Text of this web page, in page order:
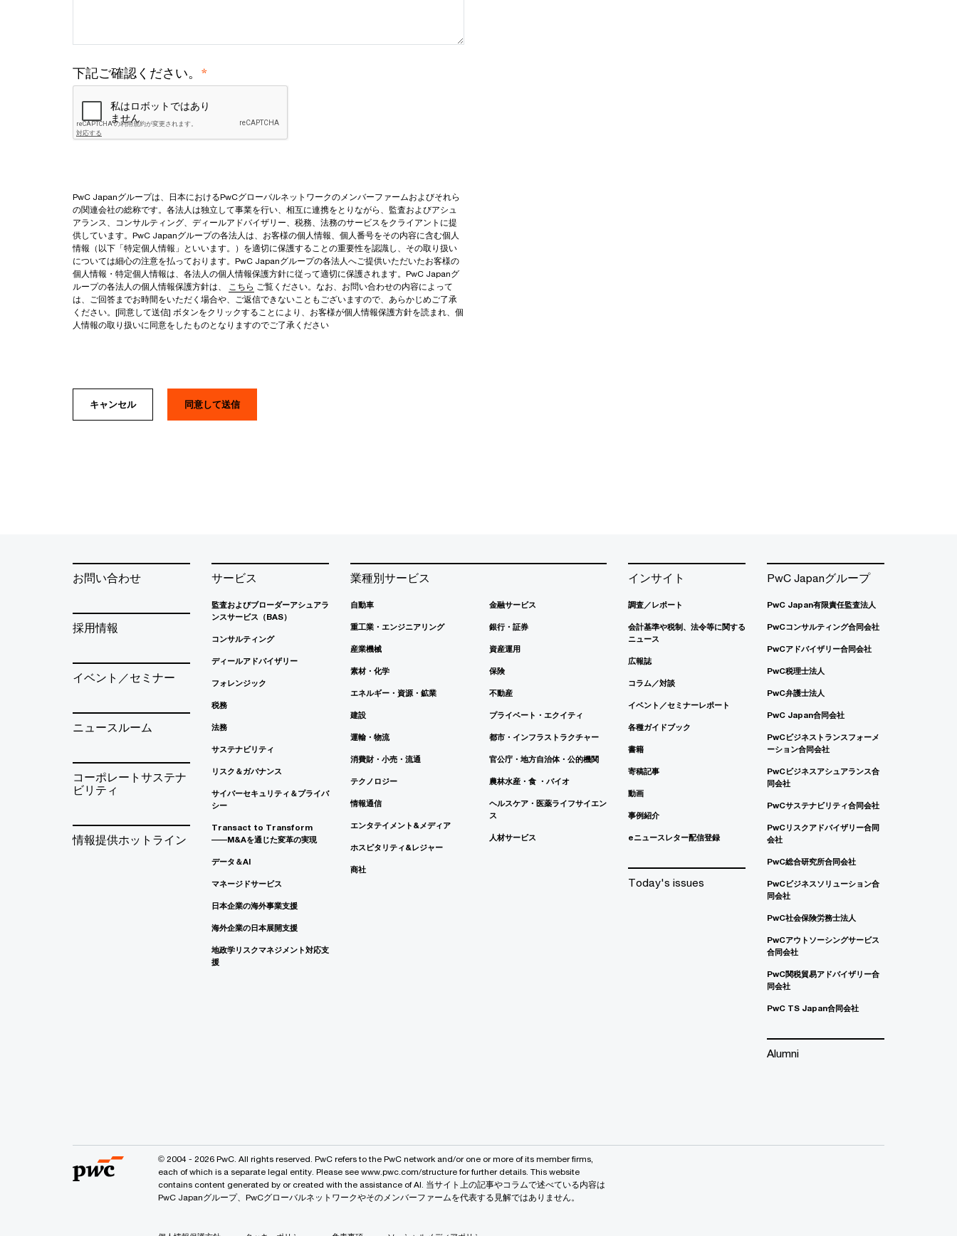
下記ご確認ください。 *
PwC Japanグループは、日本におけるPwCグローバルネットワークのメンバーファームおよびそれら
の関連会社の総称です。各法人は独立して事業を行い、相互に連携をとりながら、監査およびアシュ
アランス、コンサルティング、ディールアドバイザリー、税務、法務のサービスをクライアントに提
供しています。PwC Japanグループの各法人は、お客様の個人情報、個人番号をその内容に含む個人
情報（以下「特定個人情報」といいます。）を適切に保護することの重要性を認識し、その取り扱い
については細心の注意を払っております。PwC Japanグループの各法人へご提供いただいたお客様の
個人情報・特定個人情報は、各法人の個人情報保護方針に従って適切に保護されます。PwC Japanグ
ループの各法人の個人情報保護方針は、 こちら ご覧ください。なお、お問い合わせの内容によって
は、ご回答までお時間をいただく場合や、ご返信できないこともございますので、あらかじめご了承
ください。[同意して送信] ボタンをクリックすることにより、お客様が個人情報保護方針を読まれ、個
人情報の取り扱いに同意をしたものとなりますのでご了承ください
キャンセル
お問い合わせ
採用情報
イベント／セミナー
ニュースルーム
コーポレートサステナ
ビリティ
情報提供ホットライン
サービス
監査およびブローダーアシュアラ
ンスサービス（BAS）
コンサルティング
ディールアドバイザリー
フォレンジック
税務
法務
サステナビリティ
リスク＆ガバナンス
サイバーセキュリティ＆プライバ
シー
Transact to Transform
――M&Aを通じた変革の実現
データ＆AI
マネージドサービス
日本企業の海外事業支援
海外企業の日本展開支援
地政学リスクマネジメント対応支
援
業種別サービス
自動車
重工業・エンジニアリング
産業機械
素材・化学
エネルギー・資源・鉱業
建設
運輸・物流
消費財・小売・流通
テクノロジー
情報通信
エンタテイメント&メディア
ホスピタリティ&レジャー
商社
金融サービス
銀行・証券
資産運用
保険
不動産
プライベート・エクイティ
都市・インフラストラクチャー
官公庁・地方自治体・公的機関
農林水産・食 ・バイオ
ヘルスケア・医薬ライフサイエン
ス
人材サービス
インサイト
調査／レポート
会計基準や税制、法令等に関する
ニュース
広報誌
コラム／対談
イベント／セミナーレポート
各種ガイドブック
書籍
寄稿記事
動画
事例紹介
eニュースレター配信登録
Today's issues
PwC Japanグループ
PwC Japan有限責任監査法人
PwCコンサルティング合同会社
PwCアドバイザリー合同会社
PwC税理士法人
PwC弁護士法人
PwC Japan合同会社
PwCビジネストランスフォーメ
ーション合同会社
PwCビジネスアシュアランス合
同会社
PwCサステナビリティ合同会社
PwCリスクアドバイザリー合同
会社
PwC総合研究所合同会社
PwCビジネスソリューション合
同会社
PwC社会保険労務士法人
PwCアウトソーシングサービス
合同会社
PwC関税貿易アドバイザリー合
同会社
PwC TS Japan合同会社
Alumni
© 2004 - 2026 PwC. All rights reserved. PwC refers to the PwC network and/or one or more of its member firms,
each of which is a separate legal entity. Please see www.pwc.com/structure for further details. This website
contains content generated by or created with the assistance of AI. 当サイト上の記事やコラムで述べている内容は
PwC Japanグループ、PwCグローバルネットワークやそのメンバーファームを代表する見解ではありません。